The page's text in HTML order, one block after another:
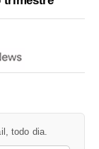
todo dia.